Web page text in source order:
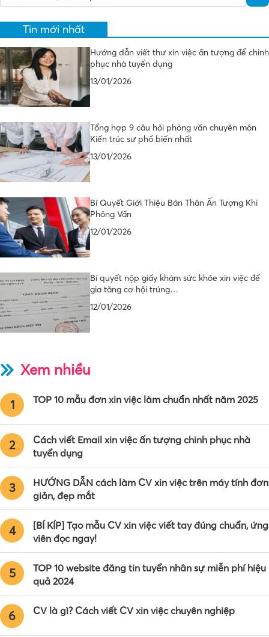
Tin mới nhất
Hướng dẫn viết thư xin việc ấn tượng để chinh
phục nhà tuyển dụng
13/01/2026
Tổng hợp 9 câu hỏi phỏng vấn chuyên môn
Kiến trúc sư phổ biến nhất
13/01/2026
Bí Quyết Giới Thiệu Bản Thân Ấn Tượng Khi
Phỏng Vấn
12/01/2026
Bí quyết nộp giấy khám sức khỏe xin việc để
gia tăng cơ hội trúng…
12/01/2026
Xem nhiều
1 TOP 10 mẫu đơn xin việc làm chuẩn nhất năm 2025
2
Cách viết Email xin việc ấn tượng chinh phục nhà
tuyển dụng
3
HƯỚNG DẪN cách làm CV xin việc trên máy tính đơn
giản, đẹp mắt
4
[BÍ KÍP] Tạo mẫu CV xin việc viết tay đúng chuẩn, ứng
viên đọc ngay!
5
TOP 10 website đăng tin tuyển nhân sự miễn phí hiệu
quả 2024
6 CV là gì? Cách viết CV xin việc chuyên nghiệp